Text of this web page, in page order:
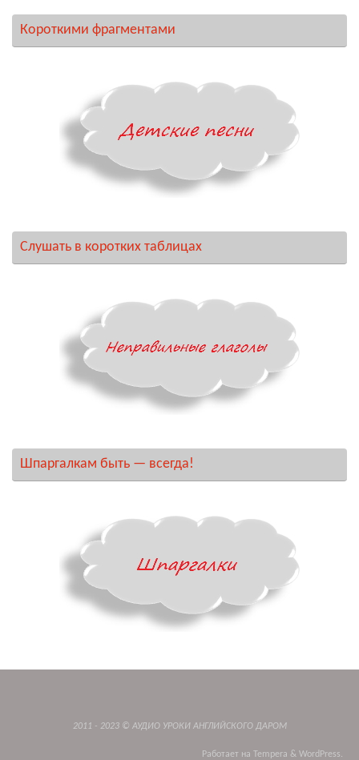
Короткими фрагментами
Слушать в коротких таблицах
Шпаргалкам быть — всегда!
2011 - 2023 © АУДИО УРОКИ АНГЛИЙСКОГО ДАРОМ
Работает на Tempera & WordPress.